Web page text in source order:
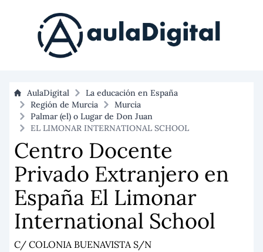
AulaDigital
La educación en España
Región de Murcia
Murcia
Palmar (el) o Lugar de Don Juan
EL LIMONAR INTERNATIONAL SCHOOL
Centro Docente
Privado Extranjero en
España El Limonar
International School
C/ COLONIA BUENAVISTA S/N